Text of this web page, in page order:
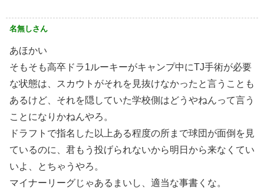
名無しさん
あほかい
そもそも高卒ドラ1ルーキーがキャンプ中にTJ手術が必要
な状態は、スカウトがそれを見抜けなかったと言うことも
あるけど、それを隠していた学校側はどうやねんって言う
ことになりかねんやろ。
ドラフトで指名した以上ある程度の所まで球団が面倒を見
ているのに、君もう投げられないから明日から来なくてい
いよ、とちゃうやろ。
マイナーリーグじゃあるまいし、適当な事書くな。